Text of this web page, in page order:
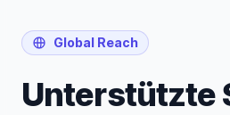
Global Reach
Unterstützte